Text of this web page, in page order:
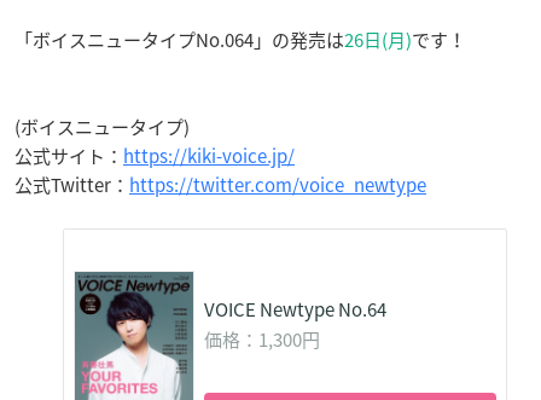
「ボイスニュータイプNo.064」の発売は26日(月)です！
(ボイスニュータイプ)
公式サイト： https://kiki-voice.jp/
公式Twitter： https://twitter.com/voice_newtype
VOICE Newtype No.64
価格：1,300円